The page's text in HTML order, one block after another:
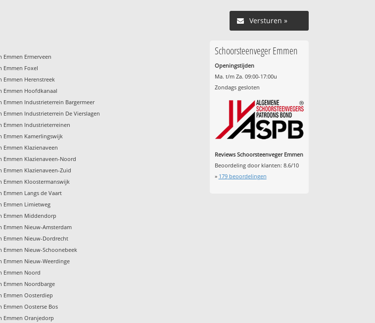
Versturen »
Emmen Ermerveen
Emmen Foxel
Emmen Herenstreek
Emmen Hoofdkanaal
Emmen Industrieterrein Bargermeer
Emmen Industrieterrein De Vierslagen
Emmen Industrieterreinen
Emmen Kamerlingswijk
Emmen Klazienaveen
Emmen Klazienaveen-Noord
Emmen Klazienaveen-Zuid
Emmen Kloostermanswijk
Emmen Langs de Vaart
Emmen Limietweg
Emmen Middendorp
Emmen Nieuw-Amsterdam
Emmen Nieuw-Dordrecht
Emmen Nieuw-Schoonebeek
Emmen Nieuw-Weerdinge
Emmen Noord
Emmen Noordbarge
Emmen Oosterdiep
Emmen Oosterse Bos
Emmen Oranjedorp
Schoorsteenveger Emmen
Openingstijden
Ma. t/m Za. 09:00-17:00u
Zondags gesloten
Reviews Schoorsteenveger Emmen
Beoordeling door klanten: 8.6/10
» 179beoordelingen